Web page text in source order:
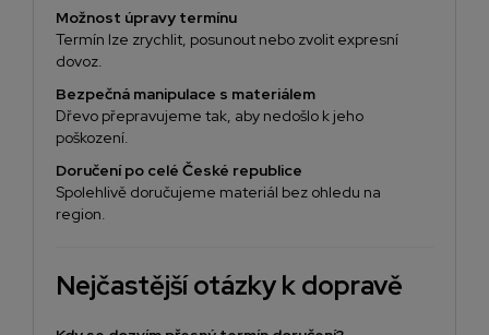
Možnost úpravy termínu
Termín lze zrychlit, posunout nebo zvolit expresní
dovoz.
Bezpečná manipulace s materiálem
Dřevo přepravujeme tak, aby nedošlo k jeho
poškození.
Doručení po celé České republice
Spolehlivě doručujeme materiál bez ohledu na
region.
Nejčastější otázky k dopravě